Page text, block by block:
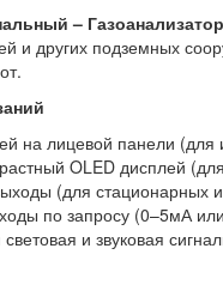
–
и других подземных
на лицевой панели (для
OLED дисплей
(для стационарных
по запросу (0–5мА
и звуковая